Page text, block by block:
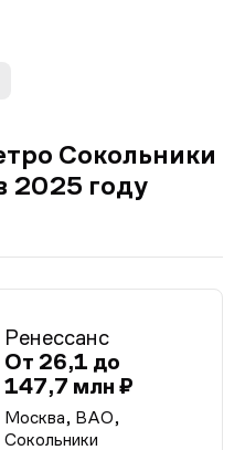
Сокольники
2025 году
Ренессанс
От 26,1 до
147,7 млн ₽
Москва, ВАО,
Сокольники